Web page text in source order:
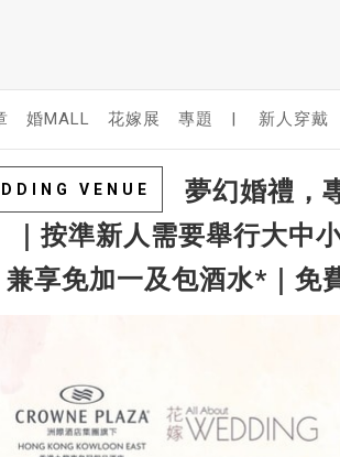
婚MALL 花嫁展 專題 | 新人穿戴
VENUE
夢幻婚禮，
｜按準新人需要舉行大中
享免加一及包酒水*｜免